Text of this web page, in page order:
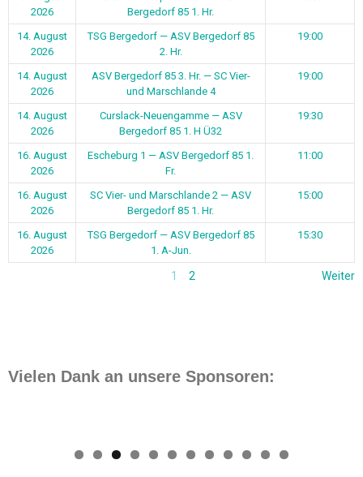
2026
Bergedorf 85 1. Hr.
14. August
2026
TSG Bergedorf — ASV Bergedorf 85
2. Hr.
19:00
14. August
2026
ASV Bergedorf 85 3. Hr. — SC Vier-
und Marschlande 4
19:00
14. August
2026
Curslack-Neuengamme — ASV
Bergedorf 85 1. H Ü32
19:30
16. August
2026
Escheburg 1 — ASV Bergedorf 85 1.
Fr.
11:00
16. August
2026
SC Vier- und Marschlande 2 — ASV
Bergedorf 85 1. Hr.
15:00
16. August
2026
TSG Bergedorf — ASV Bergedorf 85
1. A-Jun.
15:30
1 2 Weiter
Vielen Dank an unsere Sponsoren:
0 1 2